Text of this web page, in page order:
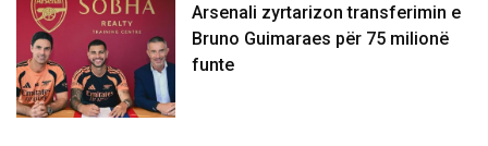
Arsenali zyrtarizon transferimin e
Bruno Guimaraes për 75 milionë
funte